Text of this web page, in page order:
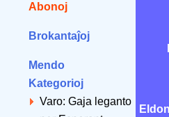
Abonoj
Brokantaĵoj
Mendo
Kategorioj
Varo: Gaja leganto